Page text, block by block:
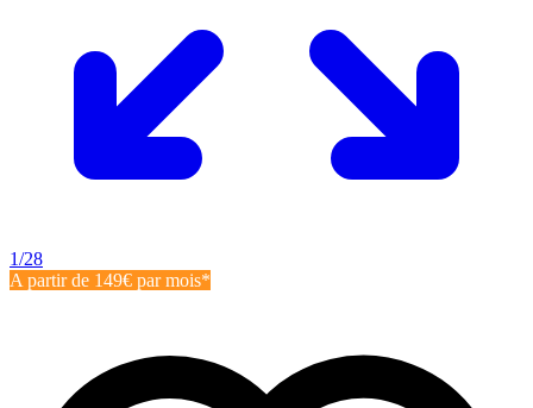
1/28
A partir de 149€ par mois*